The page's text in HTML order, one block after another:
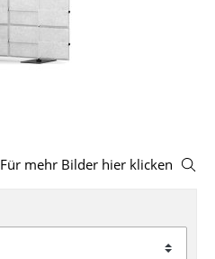
Für mehr Bilder hier klicken